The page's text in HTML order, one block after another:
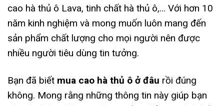
cao hà thủ ô Lava, tinh chất hà thủ ô,… Với hơn 10
năm kinh nghiệm và mong muốn luôn mang đến
sản phẩm chất lượng cho mọi người nên được
nhiều người tiêu dùng tin tưởng.
Bạn đã biết mua cao hà thủ ô ở đâu rồi đúng
không. Mong rằng những thông tin này giúp bạn